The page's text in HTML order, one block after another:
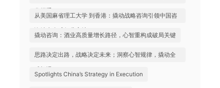
化握手”
从美国麻省理工大学 到香港：撬动战略咨询引领中国咨
询站上全球行业高地
撬动咨询：酒业高质量增长路径，心智重构成破局关键
思路决定出路，战略决定未来；洞察心智规律，撬动全
球机遇
Spotlights China’s Strategy in Execution